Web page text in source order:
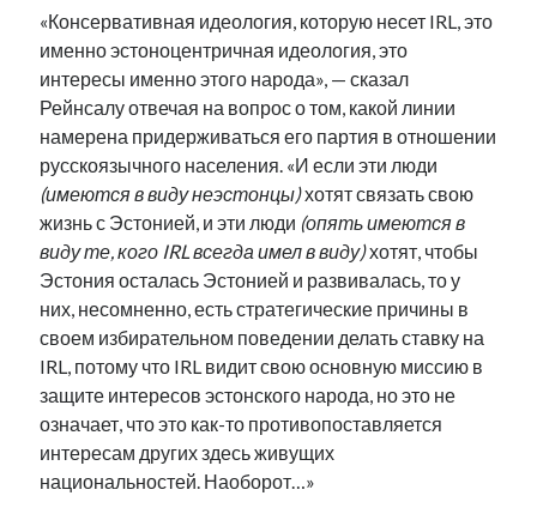
ансиппиада безработица видео война
в поисках здравого смысла выборы высказывание
евросоюз
интервью история кабинетные истории
катри райк кая каллас книга маська нарва
нацменьшинства образование обучение эстонскому
памятники парад клоунов парламент партия поводырь
подкаст потеряны данные пресса программа
рийгикогу россия русский роман
русскоязычное образование сми ссср стенограмма
т.х. ильвес танк фотоотчет
эстонский язык
«Консервативная идеология, которую несет IRL, это
именно эстоноцентричная идеология, это
интересы именно этого народа», — сказал
Рейнсалу отвечая на вопрос о том, какой линии
намерена придерживаться его партия в отношении
русскоязычного населения. «И если эти люди
(имеются в виду неэстонцы)хотят связать свою
жизнь с Эстонией, и эти люди (опять имеются в
виду те, кого IRL всегда имел в виду)хотят, чтобы
Эстония осталась Эстонией и развивалась, то у
них, несомненно, есть стратегические причины в
своем избирательном поведении делать ставку на
IRL, потому что IRL видит свою основную миссию в
защите интересов эстонского народа, но это не
означает, что это как-то противопоставляется
интересам других здесь живущих
национальностей. Наоборот…»